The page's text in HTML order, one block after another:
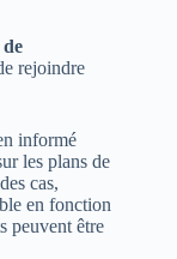
rejoindre
informé
les plans de
cas,
en fonction
peuvent être